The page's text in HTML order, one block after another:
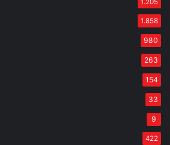
1.205
1.858
980
263
154
33
9
422